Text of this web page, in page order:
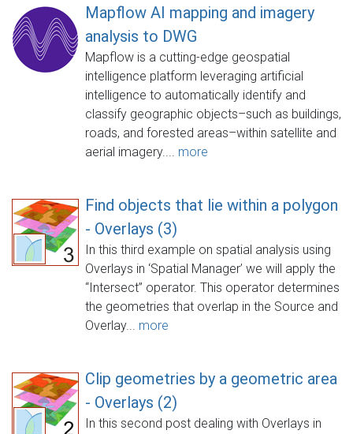
Mapflow AI mapping and imagery
analysis to DWG
Mapflow is a cutting-edge geospatial
intelligence platform leveraging artificial
intelligence to automatically identify and
classify geographic objects–such as buildings,
roads, and forested areas–within satellite and
aerial imagery.... more
Find objects that lie within a polygon
- Overlays (3)
In this third example on spatial analysis using
Overlays in ‘Spatial Manager’ we will apply the
“Intersect” operator. This operator determines
the geometries that overlap in the Source and
Overlay... more
Clip geometries by a geometric area
- Overlays (2)
In this second post dealing with Overlays in